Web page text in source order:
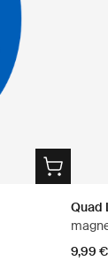
Quad
9,99 €